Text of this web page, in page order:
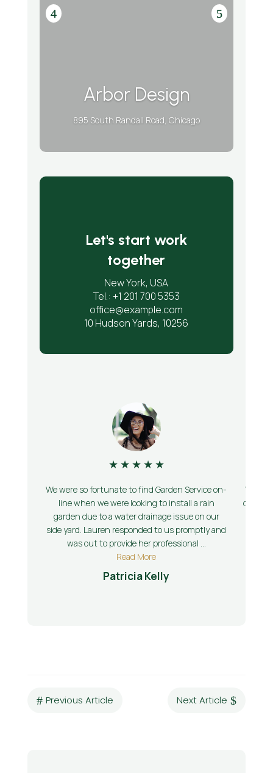
Arbor Design
895 South Randall Road, Chicago
Let's start work
together
New York, USA
Tel.: +1 201 700 5353
office@example.com
10 Hudson Yards, 10256
★ ★ ★ ★ ★
We were so fortunate to find Garden Service on-
line when we were looking to install a rain
garden due to a water drainage issue on our
side yard. Lauren responded to us promptly and
was out to provide her professional ...
Read More
Patricia Kelly
When
due to
# Previous Article Next Article $